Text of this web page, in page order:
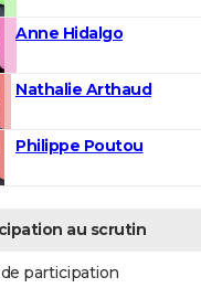
Anne Hidalgo
Nathalie Arthaud
Philippe Poutou
au scrutin
participation